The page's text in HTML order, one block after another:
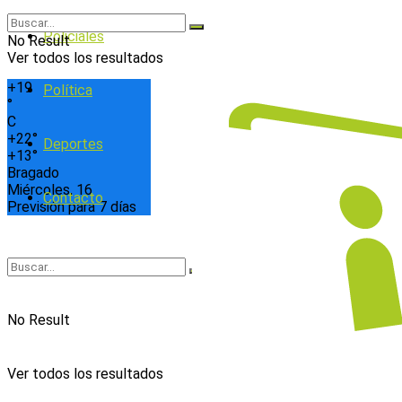
+19
°
C
+22°
+13°
Bragado
Miércoles, 16
Previsión para 7 días
Policiales
Política
Deportes
Contacto
No Result
Ver todos los resultados
No Result
Ver todos los resultados